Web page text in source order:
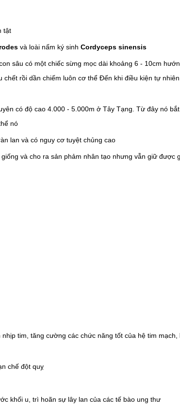
tật
và loài nấm ký sinh Cordyceps sinensis
sâu có một chiếc sừng mọc dài khoảng 6 - 10cm
rồi dần chiếm luôn cơ thể Đến khi điều kiện tự
có độ cao 4.000 - 5.000m ở Tây Tạng. Từ đây nó
nó
lan và có nguy cơ tuyệt chủng cao
và cho ra sản phảm nhân tạo nhưng vẫn giữ được
tim, tăng cường các chức năng tốt của hệ tim mạch
chế đột quỵ
khối u, trì hoãn sự lây lan của các tế bào ung thư